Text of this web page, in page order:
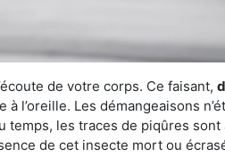
de votre corps. Ce faisant,
l’oreille. Les démangeaisons
les traces de piqûres sont
de cet insecte mort ou